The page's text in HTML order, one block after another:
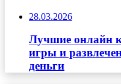
28.03.2026
Лучшие онлайн
игры и
деньги